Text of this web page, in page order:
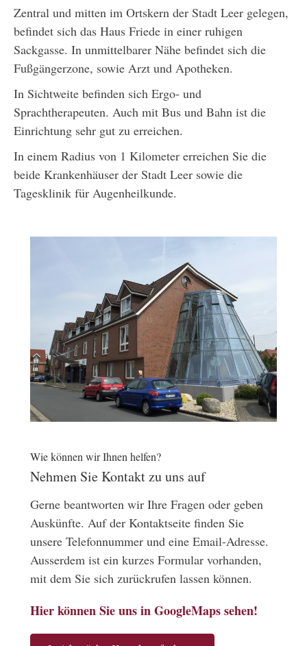
Zentral und mitten im Ortskern der Stadt Leer gelegen,
befindet sich das Haus Friede in einer ruhigen
Sackgasse. In unmittelbarer Nähe befindet sich die
Fußgängerzone, sowie Arzt und Apotheken.
In Sichtweite befinden sich Ergo- und
Sprachtherapeuten. Auch mit Bus und Bahn ist die
Einrichtung sehr gut zu erreichen.
In einem Radius von 1 Kilometer erreichen Sie die
beide Krankenhäuser der Stadt Leer sowie die
Tagesklinik für Augenheilkunde.
Wie können wir Ihnen helfen?
Nehmen Sie Kontakt zu uns auf
Gerne beantworten wir Ihre Fragen oder geben
Auskünfte. Auf der Kontaktseite finden Sie
unsere Telefonnummer und eine Email-Adresse.
Ausserdem ist ein kurzes Formular vorhanden,
mit dem Sie sich zurückrufen lassen können.
Hier können Sie uns in GoogleMaps sehen!